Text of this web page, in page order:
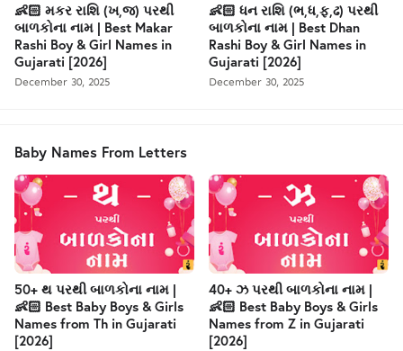
👶🏻 મકર રાશિ (ખ,જ) પરથી
બાળકોના નામ | Best Makar
Rashi Boy & Girl Names in
Gujarati [2026]
December 30, 2025
👶🏻 ધન રાશિ (ભ,ધ,ફ,ઢ) પરથી
બાળકોના નામ | Best Dhan
Rashi Boy & Girl Names in
Gujarati [2026]
December 30, 2025
Baby Names From Letters
50+ થ પરથી બાળકોના નામ |
👶🏻 Best Baby Boys & Girls
Names from Th in Gujarati
[2026]
40+ ઝ પરથી બાળકોના નામ |
👶🏻 Best Baby Boys & Girls
Names from Z in Gujarati
[2026]